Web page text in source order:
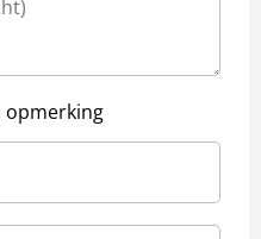
opmerking